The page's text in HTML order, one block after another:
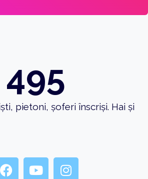
pietoni, șoferi înscriși. Hai și
495